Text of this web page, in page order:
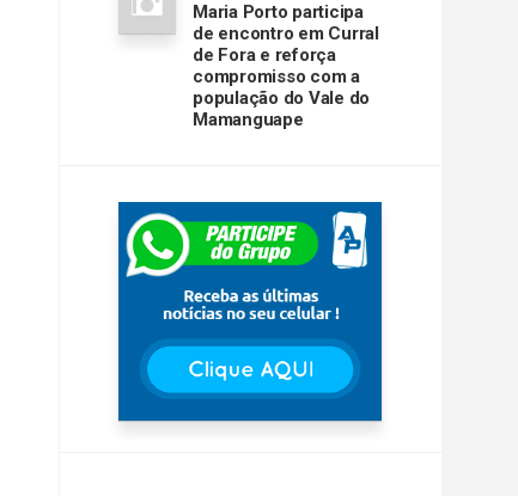
Maria Porto participa
de encontro em Curral
de Fora e reforça
compromisso com a
população do Vale do
Mamanguape